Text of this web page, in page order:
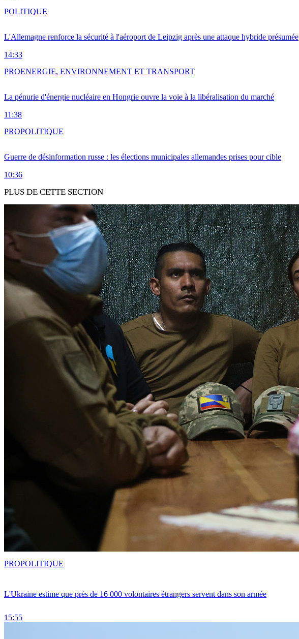
L'Allemagne renforce la sécurité à l'aéroport de Leipzig après une attaque hybride présumée
14:33
POLITIQUE
La pénurie d'énergie nucléaire en Hongrie ouvre la voie à la libéralisation du marché
11:38
PROENERGIE, ENVIRONNEMENT ET TRANSPORT
Guerre de désinformation russe : les élections municipales allemandes prises pour cible
10:36
PROPOLITIQUE
PLUS DE CETTE SECTION
L'Ukraine estime que près de 16 000 volontaires étrangers servent dans son armée
15:55
PROPOLITIQUE